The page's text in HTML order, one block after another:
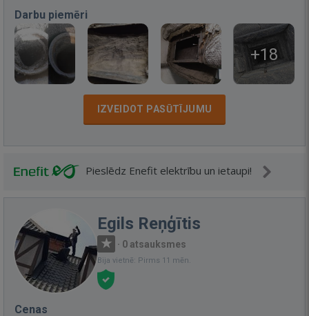
Darbu piemēri
+18
IZVEIDOT PASŪTĪJUMU
Pieslēdz Enefit elektrību un ietaupi!
Egils Reņģītis
· 0 atsauksmes
Bija vietnē: Pirms 11 mēn.
Cenas